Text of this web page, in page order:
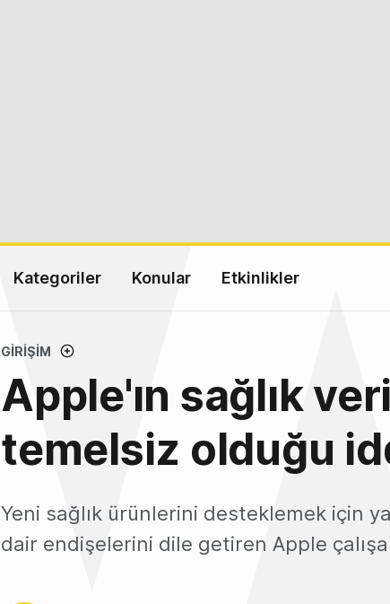
Kategoriler Konular Etkinlikler
GIRIŞIM
Apple'ın sağlık
temelsiz olduğu
Yeni sağlık ürünlerini desteklemek için
dair endişelerini dile getiren Apple